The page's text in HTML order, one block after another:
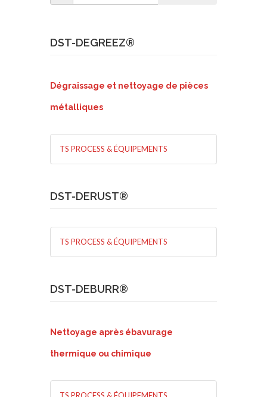
DST-DEGREEZ®
Dégraissage et nettoyage de pièces
métalliques
TS PROCESS & ÉQUIPEMENTS
DST-DERUST®
TS PROCESS & ÉQUIPEMENTS
DST-DEBURR®
Nettoyage après ébavurage
thermique ou chimique